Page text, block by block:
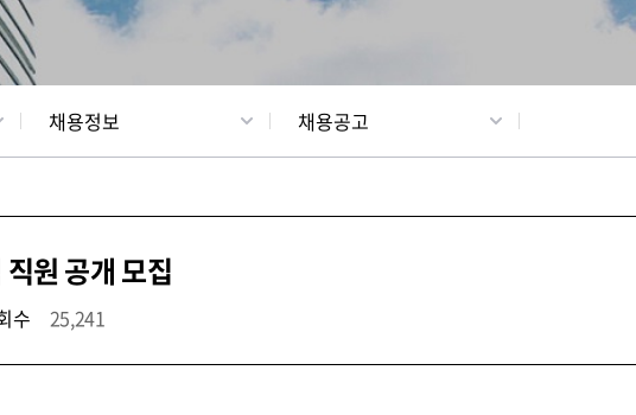
채용정보 채용공고
원 공개 모집
수 25,241